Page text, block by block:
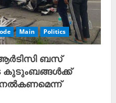
Main Politics
ബസ്
കുടുംബങ്ങൾക്ക്